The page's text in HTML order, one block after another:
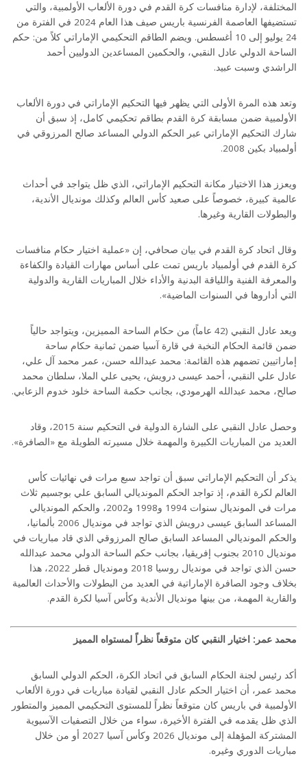
المختلفة، لإدارة منافسات كرة القدم في دورة الألعاب الأولمبية، والتي
تستضيفها العاصمة الفرنسية باريس صيف هذا العام 2024 في الفترة من
24 يوليو إلى 10 أغسطس. ويضم الطاقم التحكيمي الإماراتي كلاً من: حكم
الساحة الدولي عادل النقبي، والحكمين المساعدين الدوليين أحمد
الراشدي وسبت عبيد.
وتعد هذه المرة الأولى التي يظهر فيها التحكيم الإماراتي في دورة الألعاب
الأولمبية ضمن مسابقة كرة القدم بطاقم تحكيمي كامل، إذ سبق أن
شارك التحكيم الإماراتي عبر الحكم الدولي المساعد صالح المرزوقي في
أولمبياد بكين 2008.
ويعزز هذا الاختيار مكانة التحكيم الإماراتي، الذي ظل يتواجد في أحداث
عالمية كبيرة، خصوصاً على صعيد كأس العالم وكذلك مونديال الأندية،
والبطولات القارية وغيرها.
وقال اتحاد كرة القدم في بيان صحافي، إن «عملية اختيار حكام منافسات
كرة القدم في أولمبياد باريس تمت على أساس مهارات القيادة والكفاءة
والمعرفة الفنية واللياقة البدنية والأداء خلال المباريات القارية والدولية
التي أداروها في السنوات الماضية».
ويعد عادل النقبي (42 عاماً) من حكام الساحة المميزين، ويتواجد حالياً
ضمن قائمة الحكام النخبة في قارة آسيا ضمن ثمانية حكام ساحة
إماراتيين تضمهم هذه القائمة: محمد عبدالله حسن، عمر محمد آل علي،
عادل علي النقبي، أحمد عيسى درويش، يحيى علي الملا، سلطان محمد
صالح، محمد عبدالله الهرمودي، بجانب حكمة الساحة خلود خدوم الزعابي.
وحصل عادل النقبي على الشارة الدولية في التحكيم سنة 2015، وقاد
العديد من المباريات الكبيرة والمهمة خلال مسيرته الطويلة مع «الصافرة».
يذكر أن التحكيم الإماراتي سبق أن تواجد سبع مرات في نهائيات كأس
العالم لكرة القدم، إذ تواجد الحكم المونديالي السابق علي بوجسيم ثلاث
مرات في المونديال سنوات 1994 و1998 و2002، والحكم المونديالي
المساعد السابق عيسى درويش الذي تواجد في مونديال 2006 بألمانيا،
والحكم المونديالي المساعد السابق صالح المرزوقي الذي قاد مباريات في
مونديال 2010 بجنوب إفريقيا، بجانب حكم الساحة الدولي محمد عبدالله
حسن الذي تواجد في مونديال روسيا 2018 ومونديال قطر 2022، هذا
بخلاف وجود الصافرة الإماراتية في العديد من البطولات والأحداث العالمية
والقارية المهمة، من بينها مونديال الأندية وكأس آسيا لكرة القدم.
محمد عمر: اختيار النقبي كان متوقعاً نظراً لمستواه المميز
أكد رئيس لجنة الحكام السابق في اتحاد الكرة، الحكم الدولي السابق
محمد عمر، أن اختيار الحكم عادل النقبي لقيادة مباريات في دورة الألعاب
الأولمبية في باريس كان متوقعاً نظراً للمستوى التحكيمي المميز والمتطور
الذي ظل يقدمه في الفترة الأخيرة، سواء من خلال التصفيات الآسيوية
المشتركة المؤهلة إلى مونديال 2026 وكأس آسيا 2027 أو من خلال
مباريات الدوري وغيره.